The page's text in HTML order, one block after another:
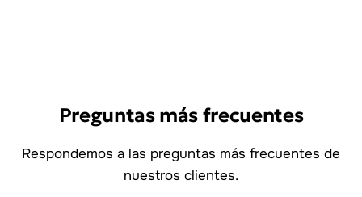
Preguntas más frecuentes
Respondemos a las preguntas más frecuentes de
nuestros clientes.